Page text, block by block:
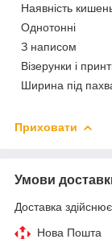
Наявність
Однотонні
З написом
Візерунки і
Ширина під
Приховати
Умови
Доставка
Нова Пошта